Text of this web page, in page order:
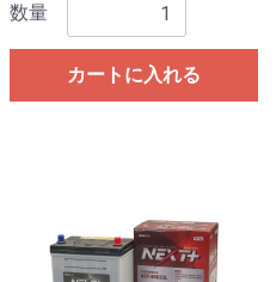
数量
カートに入れる